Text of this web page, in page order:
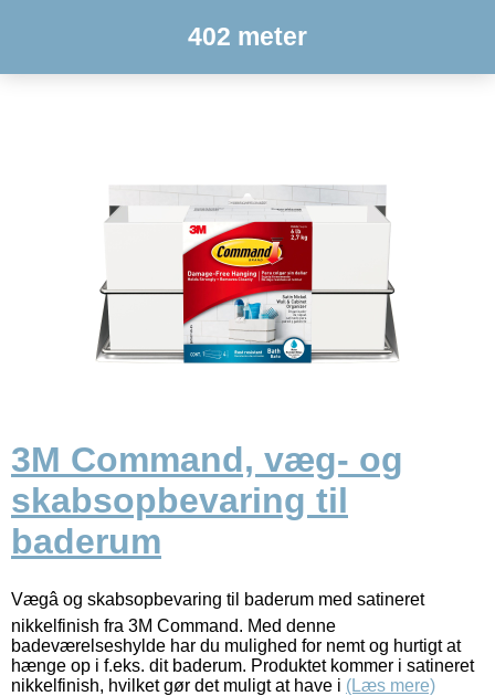
402 meter
3M Command, væg- og
skabsopbevaring til
baderum
Vægâ og skabsopbevaring til baderum med satineret
nikkelfinish fra 3M Command. Med denne
badeværelseshylde har du mulighed for nemt og hurtigt at
hænge op i f.eks. dit baderum. Produktet kommer i satineret
nikkelfinish, hvilket gør det muligt at have i (Læs mere)